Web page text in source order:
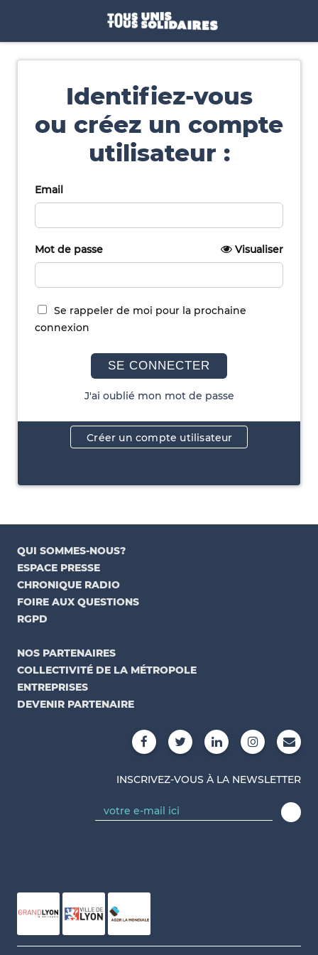
Identifiez-vous
ou créez un compte
utilisateur :
Email
Mot de passe Visualiser
Se rappeler de moi pour la prochaine
connexion
SE CONNECTER
J'ai oublié mon mot de passe
Créer un compte utilisateur
QUI SOMMES-NOUS?
ESPACE PRESSE
CHRONIQUE RADIO
FOIRE AUX QUESTIONS
RGPD
NOS PARTENAIRES
COLLECTIVITÉ DE LA MÉTROPOLE
ENTREPRISES
DEVENIR PARTENAIRE
INSCRIVEZ-VOUS À LA NEWSLETTER